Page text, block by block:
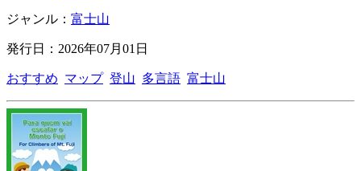
ジャンル： 富士山
発行日：2026年07月01日
おすすめ マップ 登山 多言語 富士山